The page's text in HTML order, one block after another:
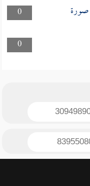
0
صورة
0